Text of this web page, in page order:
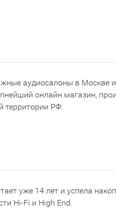
аудиосалоны в Москве
онлайн магазин,
территории РФ.
уже 14 лет и успела
Hi-Fi и High End.